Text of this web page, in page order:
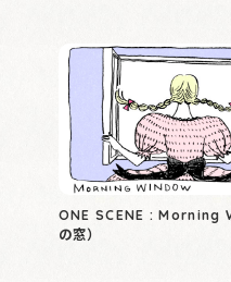
ONE SCENE : Morning
の窓）